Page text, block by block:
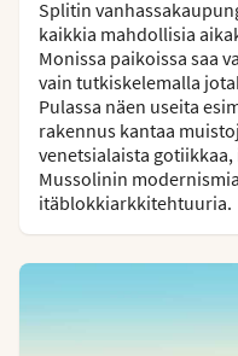
Splitin
kaikkia mahdollisia
Monissa paikoissa saa
vain tutkiskelemalla
Pulassa näen useita
rakennus kantaa
venetsialaista
Mussolinin
itäblokkiarkkitehtuuria.